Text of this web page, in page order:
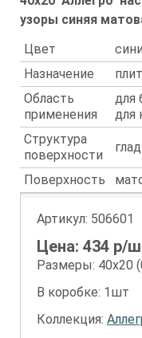
узоры синяя
Цвет
Назначение
Область
применения
для
для
Структура
поверхности
Поверхность
Артикул: 506601
Цена: 434 р/
Размеры: 40х20
В коробке: 1шт
Коллекция: